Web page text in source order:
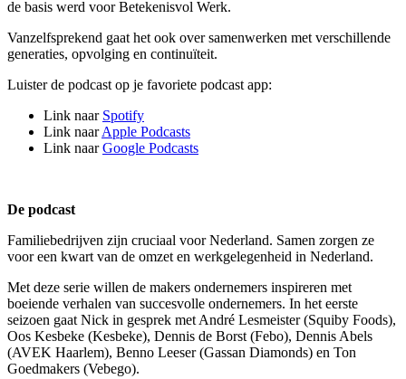
de basis werd voor Betekenisvol Werk.
Vanzelfsprekend gaat het ook over samenwerken met verschillende
generaties, opvolging en continuïteit.
Luister de podcast op je favoriete podcast app:
Link naar Spotify
Link naarApple Podcasts
Link naarGoogle Podcasts
De podcast
Familiebedrijven zijn cruciaal voor Nederland. Samen zorgen ze
voor een kwart van de omzet en werkgelegenheid in Nederland.
Met deze serie willen de makers ondernemers inspireren met
boeiende verhalen van succesvolle ondernemers. In het eerste
seizoen gaat Nick in gesprek met André Lesmeister (Squiby Foods),
Oos Kesbeke (Kesbeke), Dennis de Borst (Febo), Dennis Abels
(AVEK Haarlem), Benno Leeser (Gassan Diamonds) en Ton
Goedmakers (Vebego).